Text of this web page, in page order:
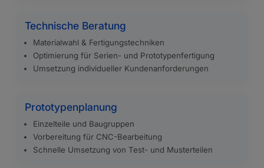
Technische Beratung
Materialwahl & Fertigungstechniken
Optimierung für Serien- und Prototypenfertigung
Umsetzung individueller Kundenanforderungen
Prototypenplanung
Einzelteile und Baugruppen
Vorbereitung für CNC-Bearbeitung
Schnelle Umsetzung von Test- und Musterteilen